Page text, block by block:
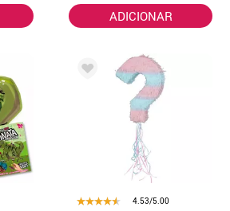
ADICIONAR
4.53/5.00